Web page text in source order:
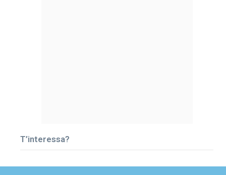
T’interessa?